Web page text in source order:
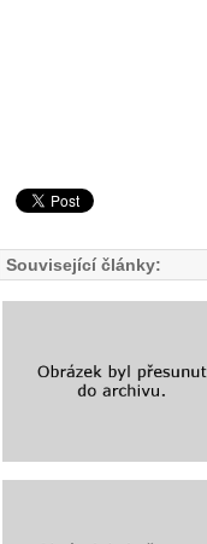
Související články: